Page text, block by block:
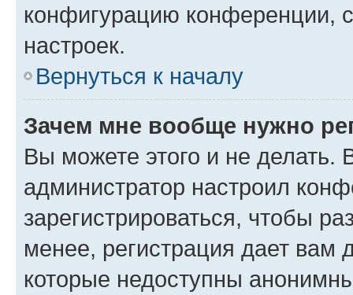
конфигурацию конференции,
настроек.
Вернуться к началу
Зачем мне вообще нужно
Вы можете этого и не делать.
администратор настроил
зарегистрироваться, чтобы
менее, регистрация дает вам
которые недоступны